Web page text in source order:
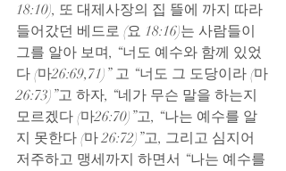
18:10), 또 대제사장의 집 뜰에 까지 따라
들어갔던 베드로 (요 18:16)는 사람들이
그를 알아 보며, “너도 예수와 함께 있었
다 (마26:69,71)” 고 “너도 그 도당이라 (마
26:73)”고 하자, “네가 무슨 말을 하는지
모르겠다 (마26:70)”고, “나는 예수를 알
지 못한다 (마 26:72)”고, 그리고 심지어
저주하고 맹세까지 하면서 “나는 예수를